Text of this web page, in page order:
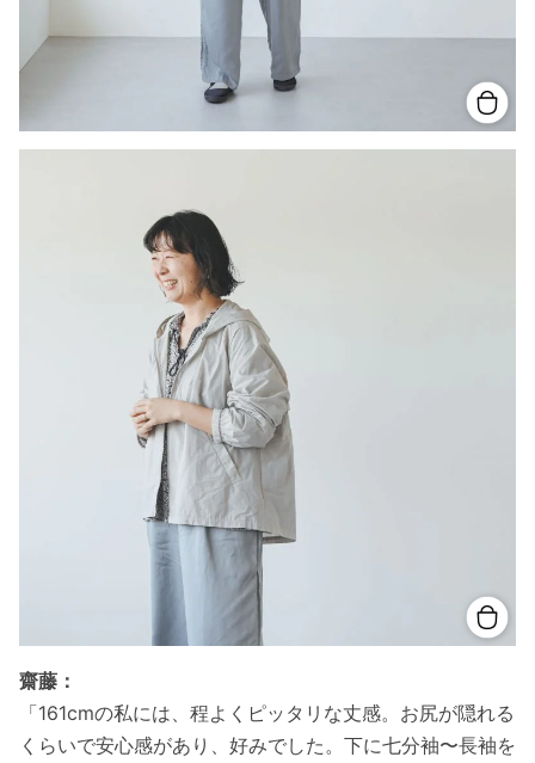
齋藤：
「161cmの私には、程よくピッタリな丈感。お尻が隠れる
くらいで安心感があり、好みでした。下に七分袖〜長袖を